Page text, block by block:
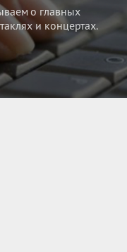
о главных
и концертах.